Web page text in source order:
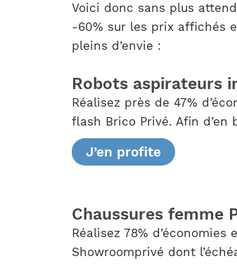
Voici donc sans plus
-60% sur les prix affichés
pleins d’envie :
Robots aspirateurs
Réalisez près de 47%
flash Brico Privé. Afin
J’en profite
Chaussures femme
Réalisez 78%
Showroomprivé dont